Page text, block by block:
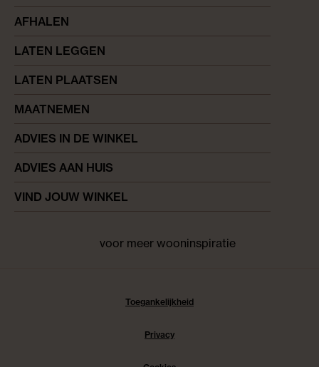
AFHALEN
LATEN LEGGEN
LATEN PLAATSEN
MAATNEMEN
ADVIES IN DE WINKEL
ADVIES AAN HUIS
VIND JOUW WINKEL
voor meer wooninspiratie
Toegankelijkheid
Privacy